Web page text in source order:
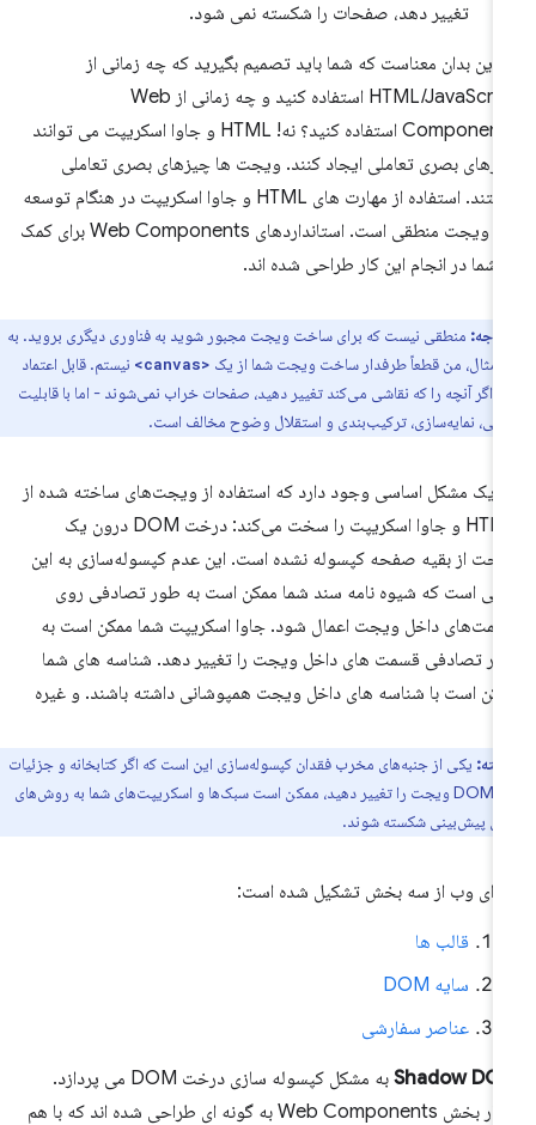
تغییر دهد، صفحات را شکسته نمی شود.
این بدان معناست که شما باید تصمیم بگیرید که چه زمانی از
HTML/JavaScript استفاده کنید و چه زمانی از Web
Components استفاده کنید؟ نه! HTML و جاوا اسکریپت می توانند
بصری تعاملی ایجاد کنند. ویجت ها چیزهای بصری تعاملی
هستند. استفاده از مهارت های HTML و جاوا اسکریپت در هنگام توسعه
یک ویجت منطقی است. استانداردهای Web Components برای کمک
شما در انجام این کار طراحی شده اند.
منطقی نیست که برای ساخت ویجت مجبور شوید به فناوری دیگری بروید. به
مثال، من قطعاً طرفدار ساخت ویجت شما از یک <canvas>
نیستم. قابل اعتماد
اگر آنچه را که نقاشی می‌کند تغییر دهید، صفحات خراب نمی‌شوند - اما با قابلیت
نمایه‌سازی، ترکیب‌بندی و استقلال وضوح مخالف است.
یک مشکل اساسی وجود دارد که استفاده از ویجت‌های ساخته شده از
HTML و جاوا اسکریپت را سخت می‌کند: درخت DOM درون یک
از بقیه صفحه کپسوله نشده است. این عدم کپسوله‌سازی به این
است که شیوه نامه سند شما ممکن است به طور تصادفی روی
داخل ویجت اعمال شود. جاوا اسکریپت شما ممکن است به
تصادفی قسمت های داخل ویجت را تغییر دهد. شناسه های شما
است با شناسه های داخل ویجت همپوشانی داشته باشند. و غیره
یکی از جنبه‌های مخرب فقدان کپسوله‌سازی این است که اگر کتابخانه و جزئیات
داخلی DOM ویجت را تغییر دهید، ممکن است سبک‌ها و اسکریپت‌های شما به روش‌های
پیش‌بینی شکسته شوند.
وب از سه بخش تشکیل شده است:
قالب ها
سایه DOM
عناصر سفارشی
Shadow
به مشکل کپسوله سازی درخت DOM می پردازد.
چهار بخش Web Components به گونه ای طراحی شده اند که با هم